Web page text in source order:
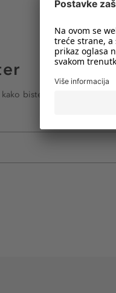
biste e-mailom primali